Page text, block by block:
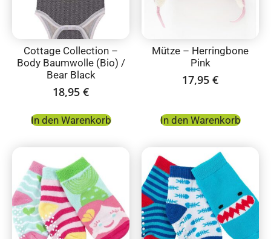
Cottage Collection –
Body Baumwolle (Bio) /
Bear Black
18,95 €
In den Warenkorb
Mütze – Herringbone
Pink
17,95 €
In den Warenkorb